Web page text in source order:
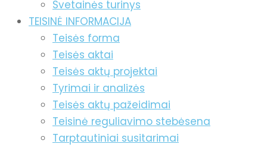
Svetainės turinys
TEISINĖ INFORMACIJA
Teisės forma
Teisės aktai
Teisės aktų projektai
Tyrimai ir analizės
Teisės aktų pažeidimai
Teisinė reguliavimo stebėsena
Tarptautiniai susitarimai